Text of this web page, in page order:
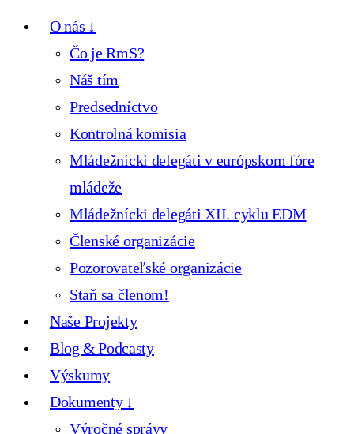
O nás ↓
Čo je RmS?
Náš tím
Predsedníctvo
Kontrolná komisia
Mládežnícki delegáti v európskom fóre
mládeže
Mládežnícki delegáti XII. cyklu EDM
Členské organizácie
Pozorovateľské organizácie
Staň sa členom!
Naše Projekty
Blog & Podcasty
Výskumy
Dokumenty ↓
Výročné správy